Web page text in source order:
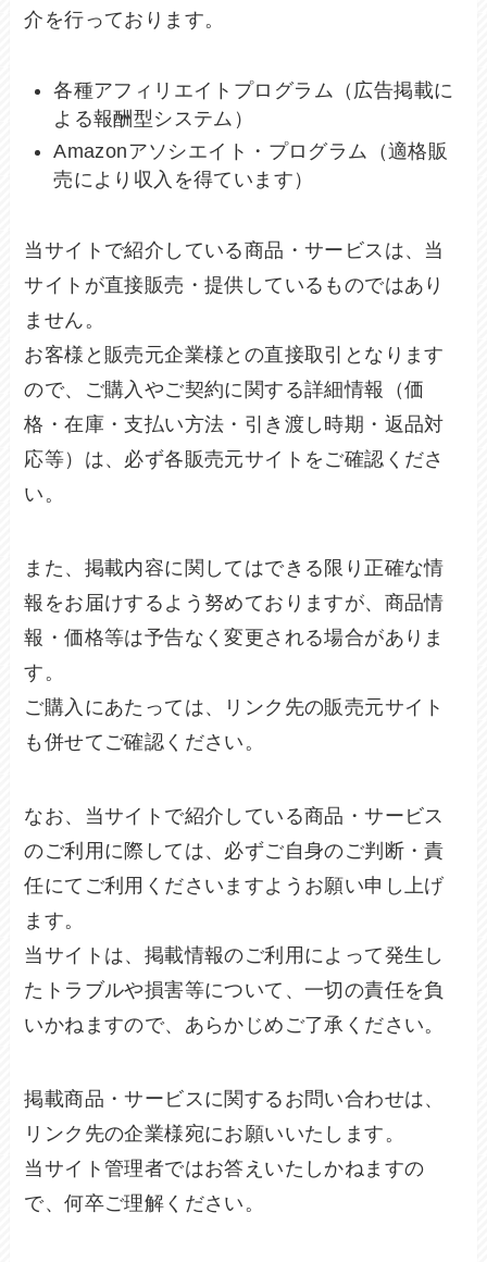
介を行っております。
各種アフィリエイトプログラム（広告掲載に
よる報酬型システム）
Amazonアソシエイト・プログラム（適格販
売により収入を得ています）
当サイトで紹介している商品・サービスは、当
サイトが直接販売・提供しているものではあり
ません。
お客様と販売元企業様との直接取引となります
ので、ご購入やご契約に関する詳細情報（価
格・在庫・支払い方法・引き渡し時期・返品対
応等）は、必ず各販売元サイトをご確認くださ
い。
また、掲載内容に関してはできる限り正確な情
報をお届けするよう努めておりますが、商品情
報・価格等は予告なく変更される場合がありま
す。
ご購入にあたっては、リンク先の販売元サイト
も併せてご確認ください。
なお、当サイトで紹介している商品・サービス
のご利用に際しては、必ずご自身のご判断・責
任にてご利用くださいますようお願い申し上げ
ます。
当サイトは、掲載情報のご利用によって発生し
たトラブルや損害等について、一切の責任を負
いかねますので、あらかじめご了承ください。
掲載商品・サービスに関するお問い合わせは、
リンク先の企業様宛にお願いいたします。
当サイト管理者ではお答えいたしかねますの
で、何卒ご理解ください。